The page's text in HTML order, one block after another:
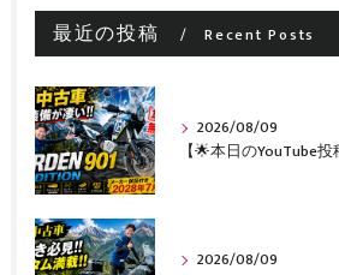
最近の投稿 Recent Posts
2026/08/09
2026/08/09